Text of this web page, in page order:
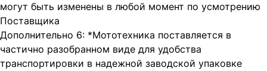
могут быть изменены в любой момент по усмотрению
Поставщика
Дополнительно 6: *Мототехника поставляется в
частично разобранном виде для удобства
транспортировки в надежной заводской упаковке